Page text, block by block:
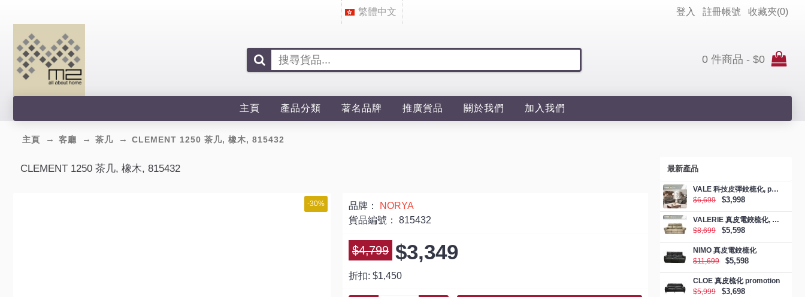
繁體中文 登入 註冊帳號 收藏夾(0)
0 件商品 - $0
主頁 產品分類 著名品牌 推廣貨品 關於我們 加入我們
主頁 客廳 茶几 CLEMENT 1250 茶几, 橡木, 815432
最新產品
VALE 科技皮彈鉸梳化, promotion
$6,699
$3,998
VALERIE 真皮電鉸梳化, promotion
$8,699
$5,598
NIMO 真皮電鉸梳化
$11,699
$5,598
CLOE 真皮梳化 promotion
$5,999
$3,698
CLEMENT 1250 茶几, 橡木, 815432
-30% 品牌：
NORYA
貨品編號： 815432
$4,799 $3,349
折扣: $1,450